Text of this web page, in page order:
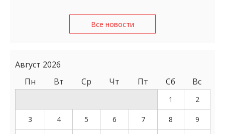
Все новости
Август 2026
Пн
Вт Ср Чт Пт Сб Вс
1 2
3 4 5 6 7 8 9